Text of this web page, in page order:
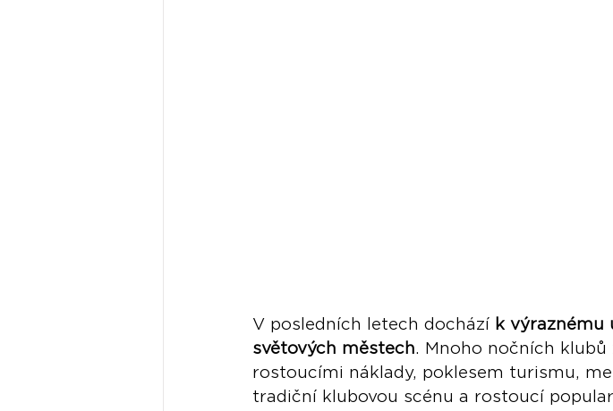
V posledních letech dochází k výraznému
světových městech. Mnoho nočních klubů
rostoucími náklady, poklesem turismu,
tradiční klubovou scénu a rostoucí